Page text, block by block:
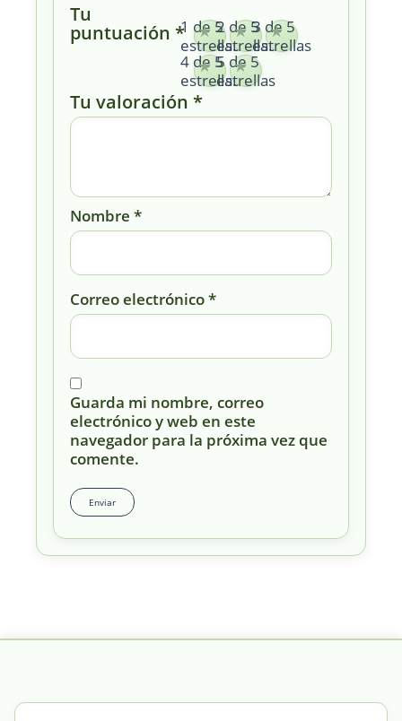
Tu
puntuación *1 de 5
estrellas
2 de 5
estrellas
3 de 5
estrellas
4 de 5
estrellas
5 de 5
estrellas
Tu valoración *
Nombre *
Correo electrónico*
Guarda mi nombre, correo
electrónico y web en este
navegador para la próxima vez que
comente.